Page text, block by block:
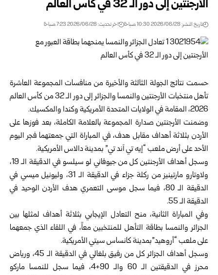
الأرجنتين إلى دور الـ 32 ‏في كأس العالم
تاريخ النشر: 2026/06/28 10:30 صباحًا اخر تحديث: 2026/06/28 7:23 صباحًا
حسمت نتائج الجولة الثالثة والأخيرة من منافسات المجموعة العاشرة
تأهل ‏منتخبات الأرجنتين والنمسا والجزائر إلى دور الـ 32 من
كأس العالم
، المقامة في الولايات المتحدة الأمريكية وكندا والمكسيك.‏
وضمنت الأرجنتين صدارة المجموعة بالعلامة الكاملة، بعد فوزها على
‏الأردن بثلاثة أهداف مقابل هدف، في المباراة التي جمعتهما فجر اليوم
الأحد على أرض ‏ملعب “إيه تي آند تي” بمدينة دالاس الأمريكية.‏
وسجل أهداف الأرجنتين كل من جيوفاني لو سيلسو في الدقيقة الـ 19،
‏ولاوتارو مارتينيز من ركلة جزاء في الدقيقة الـ 31، وليونيل ميسي في
‏الدقيقة الـ 80، فيما سجل موسى التعمري هدف الأردن الوحيد في
الدقيقة الـ ‌‏55.‏
وفي المباراة الثانية، منح التعادل الإيجابي بثلاثة أهداف لمثلها بين
الجزائر ‏والنمسا بطاقة التأهل للمنتخبين معاً، في اللقاء الذي جمعهما
على ملعب “أروهيد”بمدينة كانساس سيتي الأمريكية.‏
وسجل أهداف الجزائر كل من رفيق بلغالي في الدقيقة الـ 45، ورياض
‏محرز في الدقيقتين الـ 60 والـ 90+4، فيما سجل للنمسا ماركو